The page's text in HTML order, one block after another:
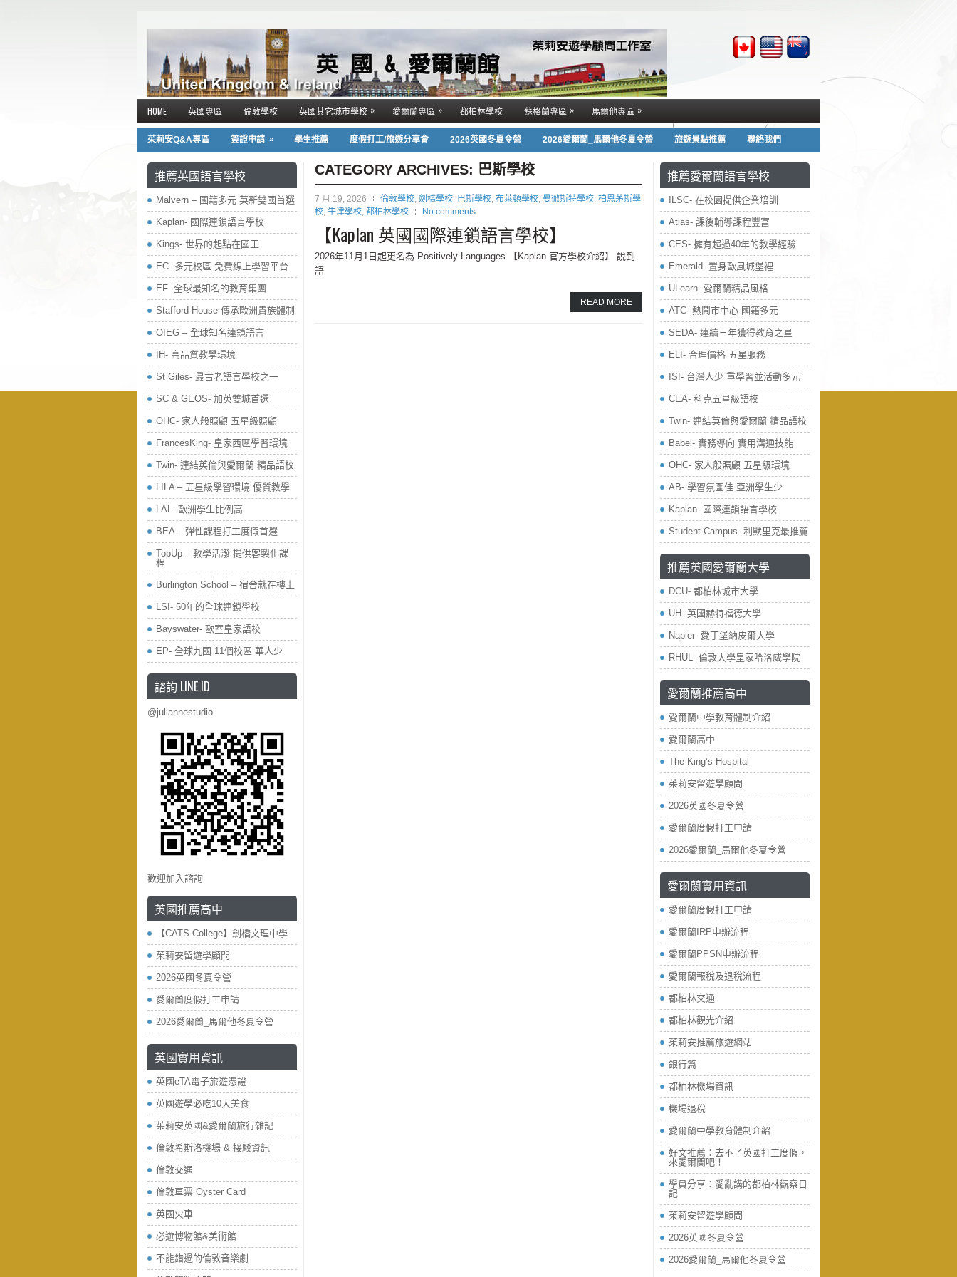
HOME 英國專區 倫敦學校 英國其它城市學校 » 愛爾蘭專區 » 都柏林學校 蘇格蘭專區 » 馬爾他專區 »
茱莉安Q&A專區 簽證申請 » 學生推薦 度假打工/旅遊分享會 2026英國冬夏令營 2026愛爾蘭_馬爾他冬夏令營 旅遊景點推薦 聯絡我們
CATEGORY ARCHIVES: 巴斯學校
7 月 19, 2026 倫敦學校, 劍橋學校, 巴斯學校, 布萊頓學校, 曼徹斯特學校, 柏恩茅斯學
校, 牛津學校, 都柏林學校 No comments
【Kaplan 英國國際連鎖語言學校】
2026年11月1日起更名為 Positively Languages 【Kaplan 官方學校介紹】 說到
語
READ MORE
推薦英國語言學校
Malvern – 國籍多元 英新雙國首選
Kaplan- 國際連鎖語言學校
Kings- 世界的起點在國王
EC- 多元校區 免費線上學習平台
EF- 全球最知名的教育集團
Stafford House-傳承歐洲貴族體制
OIEG – 全球知名連鎖語言
IH- 高品質教學環境
St Giles- 最古老語言學校之一
SC & GEOS- 加英雙城首選
OHC- 家人般照顧 五星級照顧
FrancesKing- 皇家西區學習環境
Twin- 連結英倫與愛爾蘭 精品語校
LILA – 五星級學習環境 優質教學
LAL- 歐洲學生比例高
BEA – 彈性課程打工度假首選
TopUp – 教學活潑 提供客製化課
程
Burlington School – 宿舍就在樓上
LSI- 50年的全球連鎖學校
Bayswater- 歐室皇家語校
EP- 全球九國 11個校區 華人少
諮詢 LINE ID
@juliannestudio
歡迎加入諮詢
英國推薦高中
【CATS College】劍橋文理中學
茱莉安留遊學顧問
2026英國冬夏令營
愛爾蘭度假打工申請
2026愛爾蘭_馬爾他冬夏令營
英國實用資訊
英國eTA電子旅遊憑證
英國遊學必吃10大美食
茱莉安英國&愛爾蘭旅行雜記
倫敦希斯洛機場 & 接駁資訊
倫敦交通
倫敦車票 Oyster Card
英國火車
必遊博物館&美術館
不能錯過的倫敦音樂劇
推薦愛爾蘭語言學校
ILSC- 在校園提供企業培訓
Atlas- 課後輔導課程豐富
CES- 擁有超過40年的教學經驗
Emerald- 置身歐風城堡裡
ULearn- 愛爾蘭精品風格
ATC- 熱鬧市中心 國籍多元
SEDA- 連續三年獲得教育之星
ELI- 合理價格 五星服務
ISI- 台灣人少 重學習並活動多元
CEA- 科克五星級語校
Twin- 連結英倫與愛爾蘭 精品語校
Babel- 實務導向 實用溝通技能
OHC- 家人般照顧 五星級環境
AB- 學習氛圍佳 亞洲學生少
Kaplan- 國際連鎖語言學校
Student Campus- 利默里克最推薦
推薦英國愛爾蘭大學
DCU- 都柏林城市大學
UH- 英國赫特福德大學
Napier- 愛丁堡納皮爾大學
RHUL- 倫敦大學皇家哈洛威學院
愛爾蘭推薦高中
愛爾蘭中學教育體制介紹
愛爾蘭高中
The King’s Hospital
茱莉安留遊學顧問
2026英國冬夏令營
愛爾蘭度假打工申請
2026愛爾蘭_馬爾他冬夏令營
愛爾蘭實用資訊
愛爾蘭度假打工申請
愛爾蘭IRP申辦流程
愛爾蘭PPSN申辦流程
愛爾蘭報稅及退稅流程
都柏林交通
都柏林觀光介紹
茱莉安推薦旅遊網站
銀行篇
都柏林機場資訊
機場退稅
愛爾蘭中學教育體制介紹
好文推薦：去不了英國打工度假，
來愛爾蘭吧！
學員分享：愛亂講的都柏林觀察日
記
茱莉安留遊學顧問
2026英國冬夏令營
2026愛爾蘭_馬爾他冬夏令營